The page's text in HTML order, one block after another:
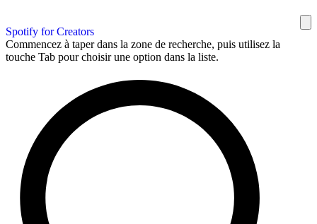
Spotify for Creators
Commencez à taper dans la zone de recherche, puis utilisez la
touche Tab pour choisir une option dans la liste.